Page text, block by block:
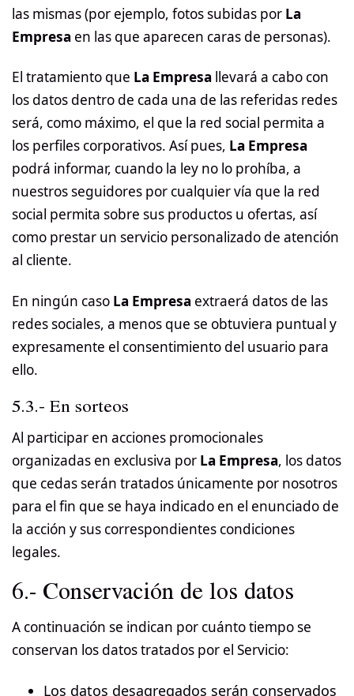
las mismas (por ejemplo, fotos subidas por La
Empresa en las que aparecen caras de personas).
El tratamiento que La Empresa llevará a cabo con
los datos dentro de cada una de las referidas redes
será, como máximo, el que la red social permita a
los perfiles corporativos. Así pues, La Empresa
podrá informar, cuando la ley no lo prohíba, a
nuestros seguidores por cualquier vía que la red
social permita sobre sus productos u ofertas, así
como prestar un servicio personalizado de atención
al cliente.
En ningún caso La Empresa extraerá datos de las
redes sociales, a menos que se obtuviera puntual y
expresamente el consentimiento del usuario para
ello.
5.3.- En sorteos
Al participar en acciones promocionales
organizadas en exclusiva por La Empresa, los datos
que cedas serán tratados únicamente por nosotros
para el fin que se haya indicado en el enunciado de
la acción y sus correspondientes condiciones
legales.
6.- Conservación de los datos
A continuación se indican por cuánto tiempo se
conservan los datos tratados por el Servicio:
Los datos desagregados serán conservados